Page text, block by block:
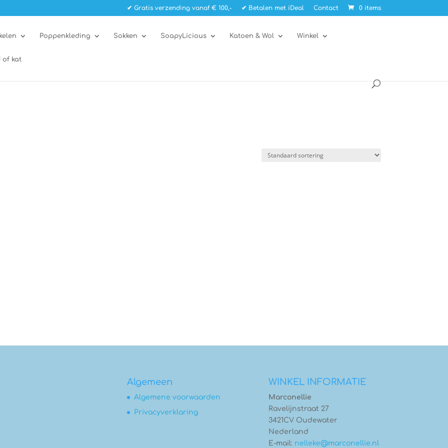
✔ Gratis verzending vanaf € 100,- ✔ Betalen met iDeal Contact 0 items
Poppenkleding Sokken SoapyLicious Katoen & Wol Winkel
of kat
Algemeen
Algemene voorwaarden
Privacyverklaring
WINKEL INFORMATIE
Marconellie
Ravelijnstraat 27
3421CV Oudewater
Nederland
E-mail: nelleke@marconellie.nl